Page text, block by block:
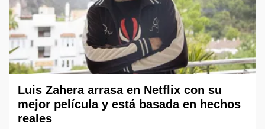
Luis Zahera arrasa en Netflix con su
mejor película y está basada en hechos
reales